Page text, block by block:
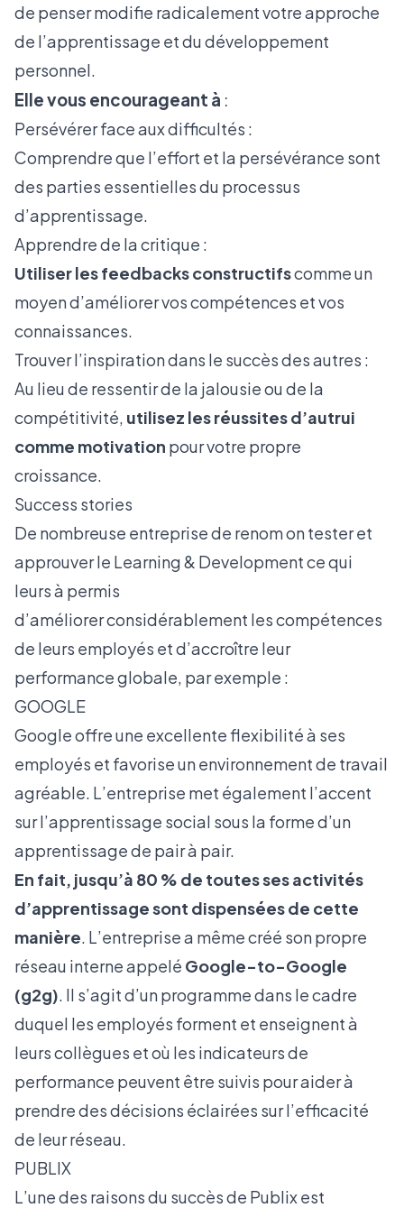
de penser modifie radicalement votre approche
de l’apprentissage et du développement
personnel.
Elle vous encourageant à :
Persévérer face aux difficultés :
Comprendre que l’effort et la persévérance sont
des parties essentielles du processus
d’apprentissage.
Apprendre de la critique :
Utiliser les feedbacks constructifscomme un
moyen d’améliorer vos compétences et vos
connaissances.
Trouver l’inspiration dans le succès des autres :
Au lieu de ressentir de la jalousie ou de la
compétitivité, utilisez les réussites d’autrui
comme motivation pour votre propre
croissance.
Success stories
De nombreuse entreprise de renom on tester et
approuver le Learning & Development ce qui
leurs à permis
d’améliorer considérablement les compétences
de leurs employés et d’accroître leur
performance globale, par exemple :
GOOGLE
Google offre une excellente flexibilité à ses
employés et favorise un environnement de travail
agréable. L’entreprise met également l’accent
sur l’apprentissage social sous la forme d’un
apprentissage de pair à pair.
En fait, jusqu’à 80 % de toutes ses activités
d’apprentissage sont dispensées de cette
manière. L’entreprise a même créé son propre
réseau interne appelé Google-to-Google
(g2g). Il s’agit d’un programme dans le cadre
duquel les employés forment et enseignent à
leurs collègues et où les indicateurs de
performance peuvent être suivis pour aider à
prendre des décisions éclairées sur l’efficacité
de leur réseau.
PUBLIX
L’une des raisons du succès de Publix est